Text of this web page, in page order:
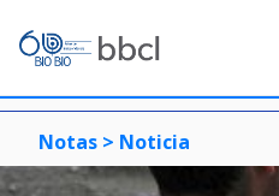
Notas > Noticia